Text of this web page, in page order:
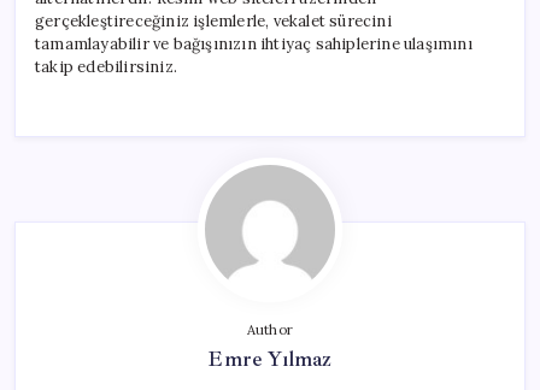
gerçekleştireceğiniz işlemlerle, vekalet sürecini
tamamlayabilir ve bağışınızın ihtiyaç sahiplerine ulaşımını
takip edebilirsiniz.
Author
Emre Yılmaz